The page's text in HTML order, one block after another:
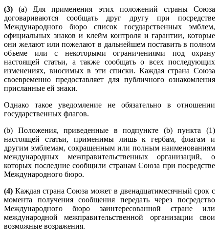
(3)(a) Для применения этих положений страны Союза
договариваются сообщать друг другу при посредстве
Международного бюро список государственных эмблем,
официальных знаков и клейм контроля и гарантии, которые
они желают или пожелают в дальнейшем поставить в полном
объеме или с некоторыми ограничениями под охрану
настоящей статьи, а также сообщать о всех последующих
изменениях, вносимых в эти списки. Каждая страна Союза
своевременно предоставляет для публичного ознакомления
присланные ей знаки.
Однако такое уведомление не обязательно в отношении
государственных флагов.
(b) Положения, приведенные в подпункте (b) пункта (1)
настоящей статьи, применимы лишь к гербам, флагам и
другим эмблемам, сокращенным или полным наименованиям
международных межправительственных организаций, о
которых последние сообщили странам Союза при посредстве
Международного бюро.
(4) Каждая страна Союза может в двенадцатимесячный срок с
момента получения сообщения передать через посредство
Международного бюро заинтересованной стране или
международной межправительственной организации свои
возможные возражения.